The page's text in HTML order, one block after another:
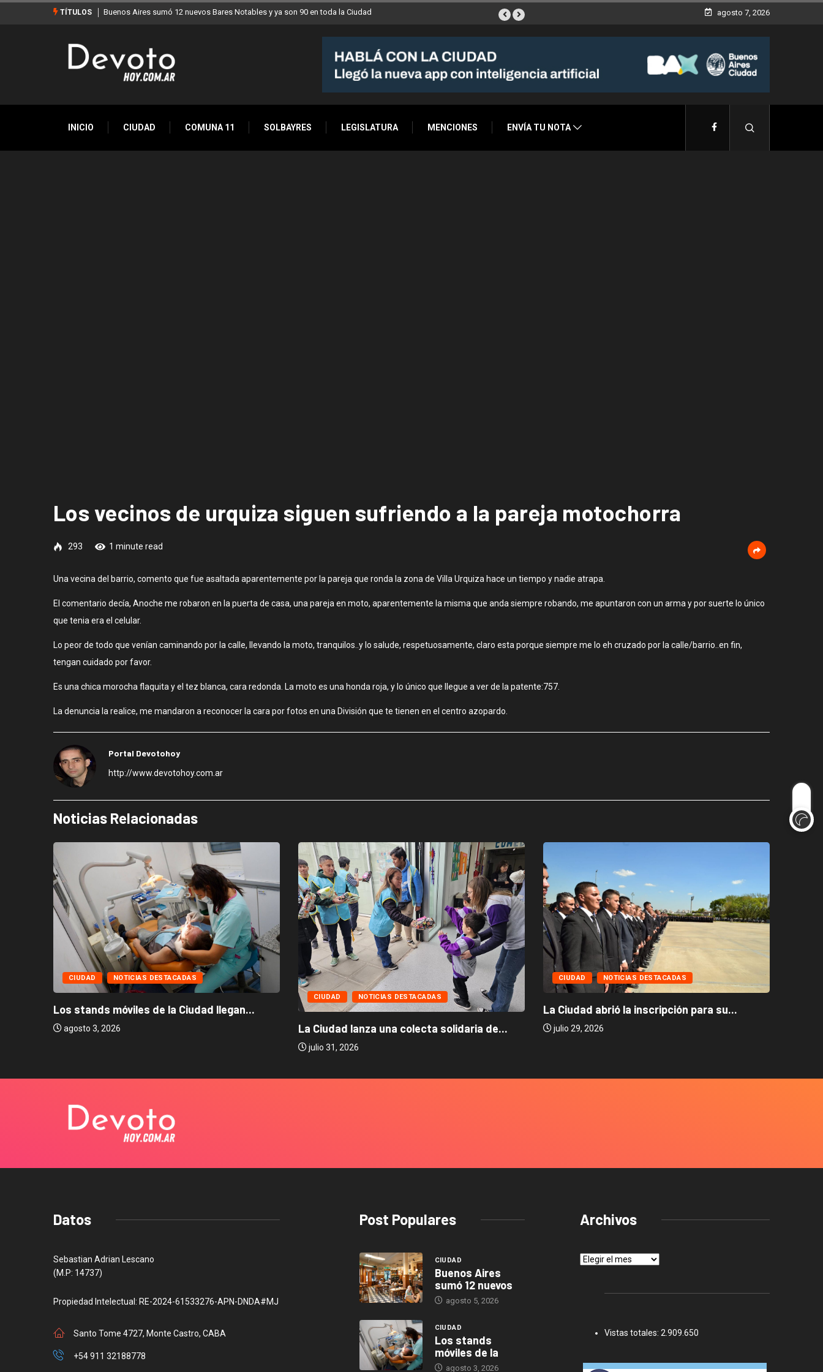
TÍTULOSBuenos Aires sumó 12 nuevos Bares Notables y ya son 90 en toda la CiudadLos stands móviles de la Ciudad llegan esta semana a Villa Devoto agosto 7, 2026
INICIO CIUDAD COMUNA 11 SOLBAYRES LEGISLATURA MENCIONES ENVÍA TU NOTA
Los vecinos de urquiza siguen sufriendo a la pareja motochorra
293 1 minute read
Una vecina del barrio, comento que fue asaltada aparentemente por la pareja que ronda la zona de Villa Urquiza hace un tiempo y nadie atrapa.
El comentario decía, Anoche me robaron en la puerta de casa, una pareja en moto, aparentemente la misma que anda siempre robando, me apuntaron con un arma y por suerte lo único
que tenia era el celular.
Lo peor de todo que venían caminando por la calle, llevando la moto, tranquilos..y lo salude, respetuosamente, claro esta porque siempre me lo eh cruzado por la calle/barrio..en fin,
tengan cuidado por favor.
Es una chica morocha flaquita y el tez blanca, cara redonda. La moto es una honda roja, y lo único que llegue a ver de la patente:757.
La denuncia la realice, me mandaron a reconocer la cara por fotos en una División que te tienen en el centro azopardo.
Portal Devotohoy
http://www.devotohoy.com.ar
Noticias Relacionadas
CIUDAD NOTICIAS DESTACADAS
Los stands móviles de la Ciudad llegan...
agosto 3, 2026
CIUDAD NOTICIAS DESTACADAS
La Ciudad lanza una colecta solidaria de...
julio 31, 2026
CIUDAD NOTICIAS DESTACADAS
La Ciudad abrió la inscripción para su...
julio 29, 2026
Datos
Sebastian Adrian Lescano
(M.P: 14737)
Propiedad Intelectual: RE-2024-61533276-APN-DNDA#MJ
Santo Tome 4727, Monte Castro, CABA
+54 911 32188778
Post Populares
CIUDAD
Buenos Aires
sumó 12 nuevos
agosto 5, 2026
CIUDAD
Los stands
móviles de la
agosto 3, 2026
Archivos
Archivos
Vistas totales: 2.909.650